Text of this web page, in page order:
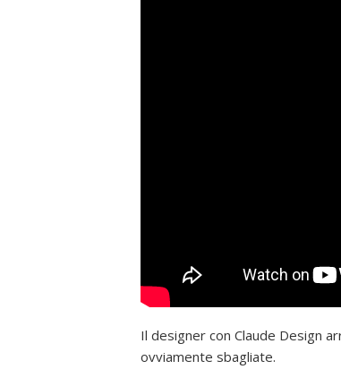
Il designer con Claude Design
ovviamente sbagliate.